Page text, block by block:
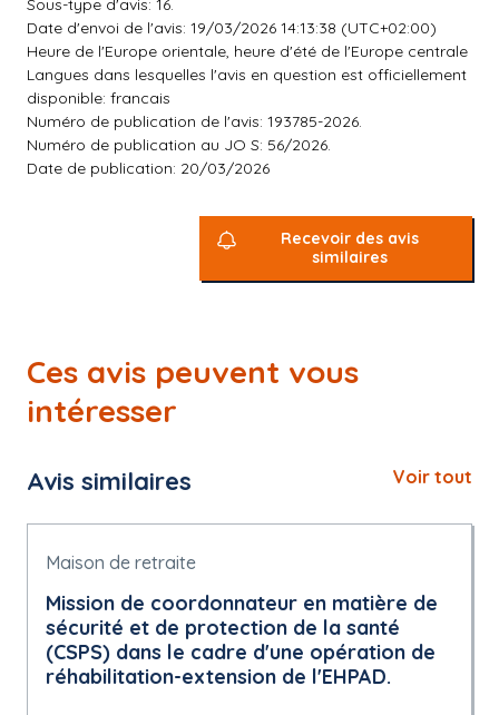
Sous-type d'avis: 16.
Date d'envoi de l'avis: 19/03/2026 14:13:38 (UTC+02:00)
Heure de l'Europe orientale, heure d'été de l'Europe centrale
Langues dans lesquelles l'avis en question est officiellement
disponible: francais
Numéro de publication de l'avis: 193785-2026.
Numéro de publication au JO S: 56/2026.
Date de publication: 20/03/2026
Recevoir des avis
similaires
Ces avis peuvent vous
intéresser
Avis similaires Voir tout
Maison de retraite
Mission de coordonnateur en matière de
sécurité et de protection de la santé
(CSPS) dans le cadre d'une opération de
réhabilitation-extension de l'EHPAD.